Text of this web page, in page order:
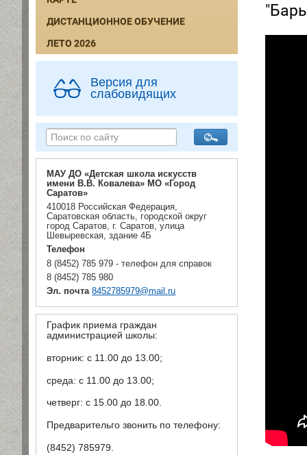
ДИСТАНЦИОННОЕ ОБУЧЕНИЕ
ЛЕТО 2026
Версия для
слабовидящих
МАУ ДО «Детская школа искусств
имени В.В. Ковалева» МО «Город
Саратов»
410018 Российская Федерация,
Саратовская область, городской округ
город Саратов, г. Саратов, улица
Шевыревская, здание 4Б
Телефон
8 (8452) 785 979 - телефон для справок
8 (8452) 785 980
Эл. почта 8452785979@mail.ru
График приема граждан
администрацией школы:
вторник: с 11.00 до 13.00;
среда: с 11.00 до 13.00;
четверг: с 15.00 до 18.00.
Предварительго звонить по телефону:
(8452) 785979.